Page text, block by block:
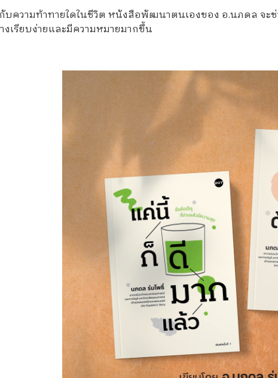
ความท้าทายใดในชีวิต หนังสือพัฒนาตนเองของ อ.นภดล จ
งเรียบง่ายและมีความหมายมากขึ้น